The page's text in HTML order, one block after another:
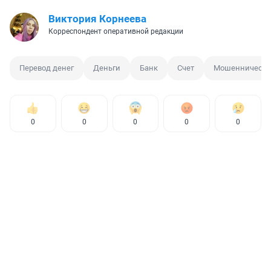
Виктория Корнеева
Корреспондент оперативной редакции
Перевод денег Деньги Банк Счет
0 0 0 0 0